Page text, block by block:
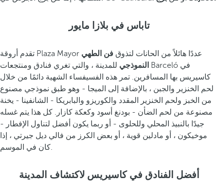
تاباس في بلازا مايور
تقدم أروقة Plaza Mayor عددًا هائلاً من الحانات لتذوق فن الطهي
النموذجي للمدينة ، والتي تغري فنادق ومنتجعات Barceló في
كاسيريس بها المسافرين. تمر هذه الفسيفساء الشهية دائمًا من خلال
لحم الخنزير والجبن ، بالإضافة إلى الميجا - وهو طبق نموذجي مصنوع
من الخبز ولحم الخنزير المقدد والكوريزو والبابريكا - الشانفينا - يخنة
مصنوعة من لحم الضأن - بودنغ أسود وكعكة كازار. كل هذا يتم غسله
جيدًا بالنبيذ المحلي وللحلوى - أو ربما يكون أفضل لتناول الإفطار -
موخيكون ، أو مادلين قوية ، أو بعض الكرز من فالي ديل جيرتي ، إذا
كان في الموسم.
أفضل الفنادق في كاسيريس لاكتشاف المدينة